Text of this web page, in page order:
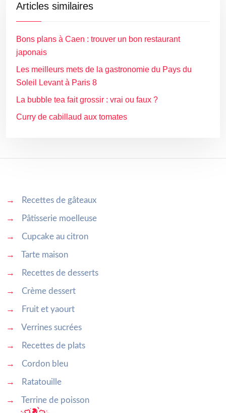
Articles similaires
Bons plans à Caen : trouver un bon restaurant
japonais
Les meilleurs mets de la gastronomie du Pays du
Soleil Levant à Paris 8
La bubble tea fait grossir : vrai ou faux ?
Curry de cabillaud aux tomates
→ Recettes de gâteaux
→ Pâtisserie moelleuse
→ Cupcake au citron
→ Tarte maison
→ Recettes de desserts
→ Crème dessert
→ Fruit et yaourt
→ Verrines sucrées
→ Recettes de plats
→ Cordon bleu
→ Ratatouille
→ Terrine de poisson